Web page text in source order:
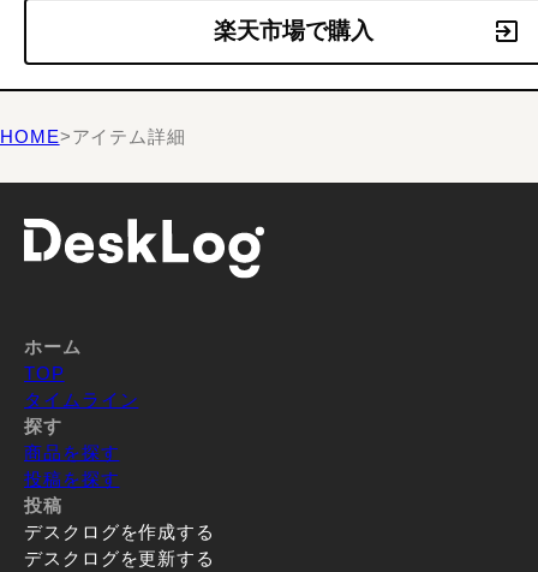
楽天市場で購入
HOME>アイテム詳細
ホーム
TOP
タイムライン
探す
商品を探す
投稿を探す
投稿
デスクログを作成する
デスクログを更新する